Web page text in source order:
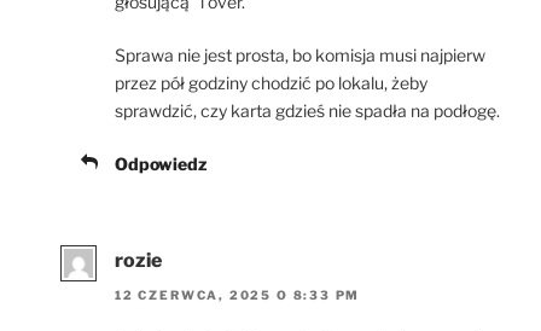
Sprawa nie jest prosta, bo komisja musi najpierw
przez pół godziny chodzić po lokalu, żeby
sprawdzić, czy karta gdzieś nie spadła na podłogę.
Odpowiedz
rozie
12 CZERWCA, 2025 O 8:33 PM